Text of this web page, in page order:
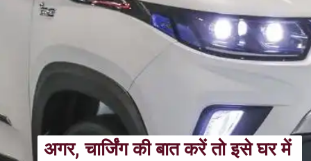
अगर, चार्जिंग की बात करें तो इसे घर में
अगर, चार्जिंग की बात करें तो इसे घर में